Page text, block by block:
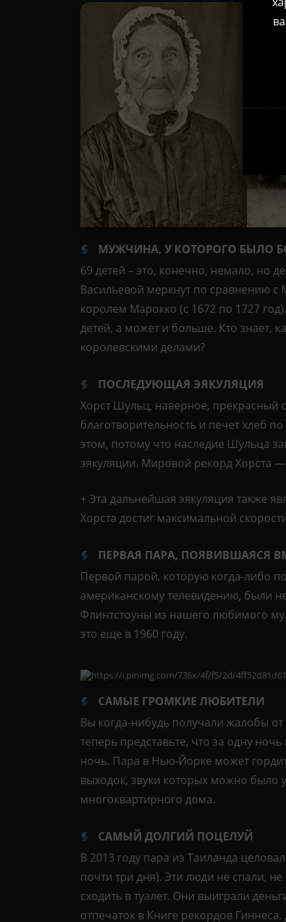
МУЖЧИНА, У КОТОРОГО БЫЛО
69 детей – это, конечно, немало, но
Васильевой меркнут по сравнению
королем Марокко (с 1672 по 1727
детей, а может и больше. Кто знает,
королевскими делами?
ПОСЛЕДУЮЩАЯ ЭЯКУЛЯЦИЯ
Хорст Шульц, наверное, прекрасный
благотворительность и печет хлеб
этом, потому что наследие Шульца
эякуляции. Мировой рекорд Хорста
+ Эта дальнейшая эякуляция также
Хорста достиг максимальной
ПЕРВАЯ ПАРА, ПОЯВИВШАЯСЯ
Первой парой, которую когда-либо
американскому телевидению, были
Флинтстоуны из нашего любимого
это еще в 1960 году.
САМЫЕ ГРОМКИЕ ЛЮБИТЕЛИ
Вы когда-нибудь получали жалобы
теперь представьте, что за одну
ночь. Пара в Нью-Йорке может
выходок, звуки которых можно было
многоквартирного дома.
САМЫЙ ДОЛГИЙ ПОЦЕЛУЙ
В 2013 году пара из Таиланда
почти три дня). Эти люди не спали,
сходить в туалет. Они выиграли
отпечаток в Книге рекордов